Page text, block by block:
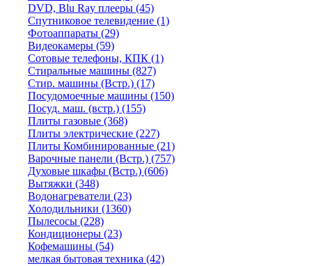
DVD, Blu Ray плееры (45)
Спутниковое телевидение (1)
Фотоаппараты (29)
Видеокамеры (59)
Сотовые телефоны, КПК (1)
Стиральные машины (827)
Стир. машины (Встр.) (17)
Посудомоечные машины (150)
Посуд. маш. (встр.) (155)
Плиты газовые (368)
Плиты электрические (227)
Плиты Комбинированные (21)
Варочные панели (Встр.) (757)
Духовые шкафы (Встр.) (606)
Вытяжки (348)
Водонагреватели (23)
Холодильники (1360)
Пылесосы (228)
Кондиционеры (23)
Кофемашины (54)
мелкая бытовая техника (42)